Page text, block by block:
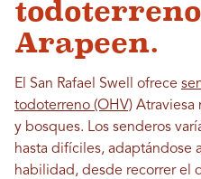
Arapeen.
El San Rafael Swell ofrece
todoterreno (OHV) Atraviesa
y bosques. Los senderos
hasta difíciles, adaptándose
habilidad, desde recorrer el